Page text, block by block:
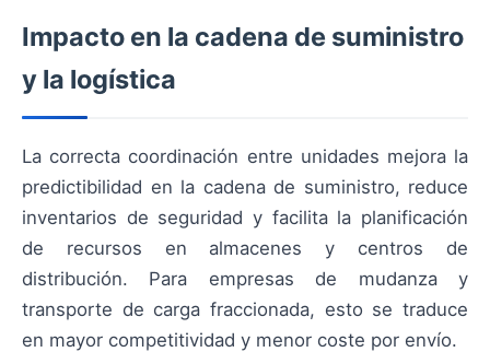
Impacto en la cadena de suministro
y la logística
La correcta coordinación entre unidades mejora la
predictibilidad en la cadena de suministro, reduce
inventarios de seguridad y facilita la planificación
de recursos en almacenes y centros de
distribución. Para empresas de mudanza y
transporte de carga fraccionada, esto se traduce
en mayor competitividad y menor coste por envío.